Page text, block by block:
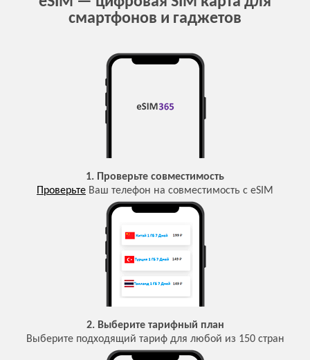
смартфонов и гаджетов
1. Проверьте совместимость
Проверьте Ваш телефон на совместимость с eSIM
2. Выберите тарифный план
Выберите подходящий тариф для любой из 150 стран